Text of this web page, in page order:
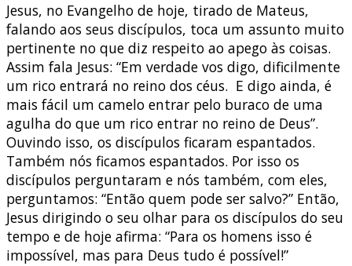
Jesus, no Evangelho de hoje, tirado de Mateus,
falando aos seus discípulos, toca um assunto muito
pertinente no que diz respeito ao apego às coisas.
Assim fala Jesus: “Em verdade vos digo, dificilmente
um rico entrará no reino dos céus. E digo ainda, é
mais fácil um camelo entrar pelo buraco de uma
agulha do que um rico entrar no reino de Deus”.
Ouvindo isso, os discípulos ficaram espantados.
Também nós ficamos espantados. Por isso os
discípulos perguntaram e nós também, com eles,
perguntamos: “Então quem pode ser salvo?” Então,
Jesus dirigindo o seu olhar para os discípulos do seu
tempo e de hoje afirma: “Para os homens isso é
impossível, mas para Deus tudo é possível!”